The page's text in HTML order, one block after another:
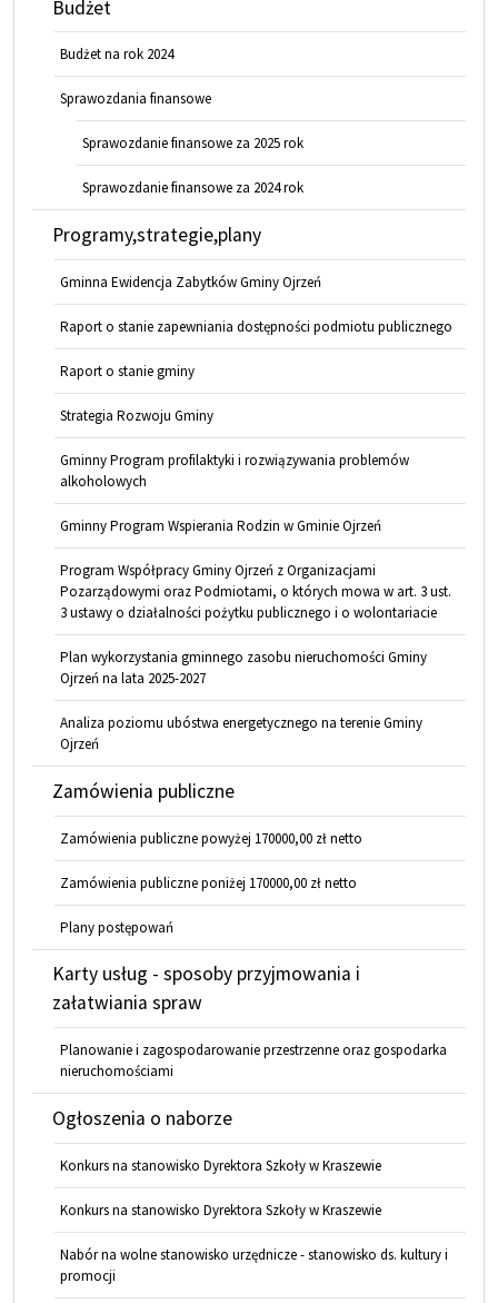
Budżet
Budżet na rok 2024
Sprawozdania finansowe
Sprawozdanie finansowe za 2025 rok
Sprawozdanie finansowe za 2024 rok
Programy,strategie,plany
Gminna Ewidencja Zabytków Gminy Ojrzeń
Raport o stanie zapewniania dostępności podmiotu publicznego
Raport o stanie gminy
Strategia Rozwoju Gminy
Gminny Program profilaktyki i rozwiązywania problemów
alkoholowych
Gminny Program Wspierania Rodzin w Gminie Ojrzeń
Program Współpracy Gminy Ojrzeń z Organizacjami
Pozarządowymi oraz Podmiotami, o których mowa w art. 3 ust.
3 ustawy o działalności pożytku publicznego i o wolontariacie
Plan wykorzystania gminnego zasobu nieruchomości Gminy
Ojrzeń na lata 2025-2027
Analiza poziomu ubóstwa energetycznego na terenie Gminy
Ojrzeń
Zamówienia publiczne
Zamówienia publiczne powyżej 170000,00 zł netto
Zamówienia publiczne poniżej 170000,00 zł netto
Plany postępowań
Karty usług - sposoby przyjmowania i
załatwiania spraw
Planowanie i zagospodarowanie przestrzenne oraz gospodarka
nieruchomościami
Ogłoszenia o naborze
Konkurs na stanowisko Dyrektora Szkoły w Kraszewie
Konkurs na stanowisko Dyrektora Szkoły w Kraszewie
Nabór na wolne stanowisko urzędnicze - stanowisko ds. kultury i
promocji